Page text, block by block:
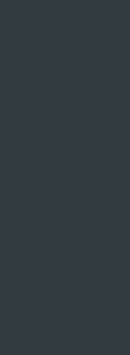
PREMIER
CYMRU
Cyngres